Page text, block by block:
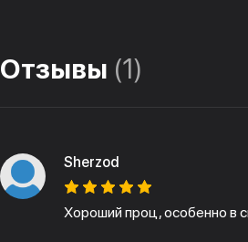
Отзывы (1)
Sherzod
Хороший проц, особенно в